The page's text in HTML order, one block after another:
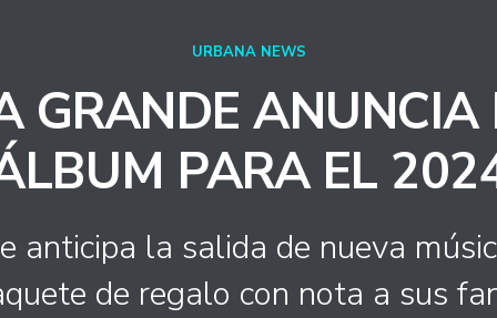
URBANA NEWS
GRANDE ANUNCIA
PARA EL
anticipa la salida de nueva
de regalo con nota a sus